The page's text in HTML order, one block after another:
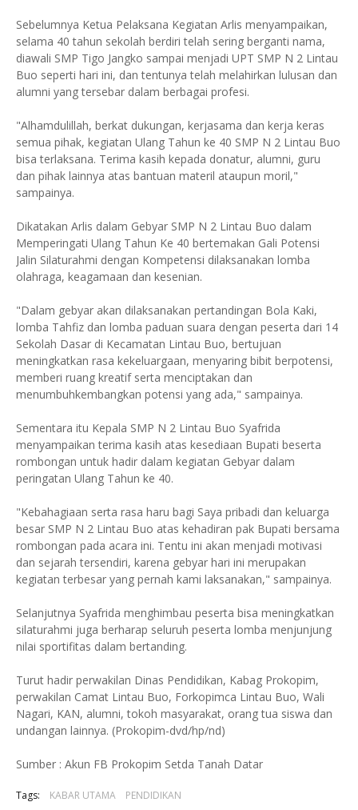
Sebelumnya Ketua Pelaksana Kegiatan Arlis menyampaikan,
selama 40 tahun sekolah berdiri telah sering berganti nama,
diawali SMP Tigo Jangko sampai menjadi UPT SMP N 2 Lintau
Buo seperti hari ini, dan tentunya telah melahirkan lulusan dan
alumni yang tersebar dalam berbagai profesi.
"Alhamdulillah, berkat dukungan, kerjasama dan kerja keras
semua pihak, kegiatan Ulang Tahun ke 40 SMP N 2 Lintau Buo
bisa terlaksana. Terima kasih kepada donatur, alumni, guru
dan pihak lainnya atas bantuan materil ataupun moril,"
sampainya.
Dikatakan Arlis dalam Gebyar SMP N 2 Lintau Buo dalam
Memperingati Ulang Tahun Ke 40 bertemakan Gali Potensi
Jalin Silaturahmi dengan Kompetensi dilaksanakan lomba
olahraga, keagamaan dan kesenian.
"Dalam gebyar akan dilaksanakan pertandingan Bola Kaki,
lomba Tahfiz dan lomba paduan suara dengan peserta dari 14
Sekolah Dasar di Kecamatan Lintau Buo, bertujuan
meningkatkan rasa kekeluargaan, menyaring bibit berpotensi,
memberi ruang kreatif serta menciptakan dan
menumbuhkembangkan potensi yang ada," sampainya.
Sementara itu Kepala SMP N 2 Lintau Buo Syafrida
menyampaikan terima kasih atas kesediaan Bupati beserta
rombongan untuk hadir dalam kegiatan Gebyar dalam
peringatan Ulang Tahun ke 40.
"Kebahagiaan serta rasa haru bagi Saya pribadi dan keluarga
besar SMP N 2 Lintau Buo atas kehadiran pak Bupati bersama
rombongan pada acara ini. Tentu ini akan menjadi motivasi
dan sejarah tersendiri, karena gebyar hari ini merupakan
kegiatan terbesar yang pernah kami laksanakan," sampainya.
Selanjutnya Syafrida menghimbau peserta bisa meningkatkan
silaturahmi juga berharap seluruh peserta lomba menjunjung
nilai sportifitas dalam bertanding.
Turut hadir perwakilan Dinas Pendidikan, Kabag Prokopim,
perwakilan Camat Lintau Buo, Forkopimca Lintau Buo, Wali
Nagari, KAN, alumni, tokoh masyarakat, orang tua siswa dan
undangan lainnya. (Prokopim-dvd/hp/nd)
Sumber : Akun FB Prokopim Setda Tanah Datar
Tags: KABAR UTAMA PENDIDIKAN